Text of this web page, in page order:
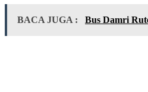
BACA JUGA : Bus Damri